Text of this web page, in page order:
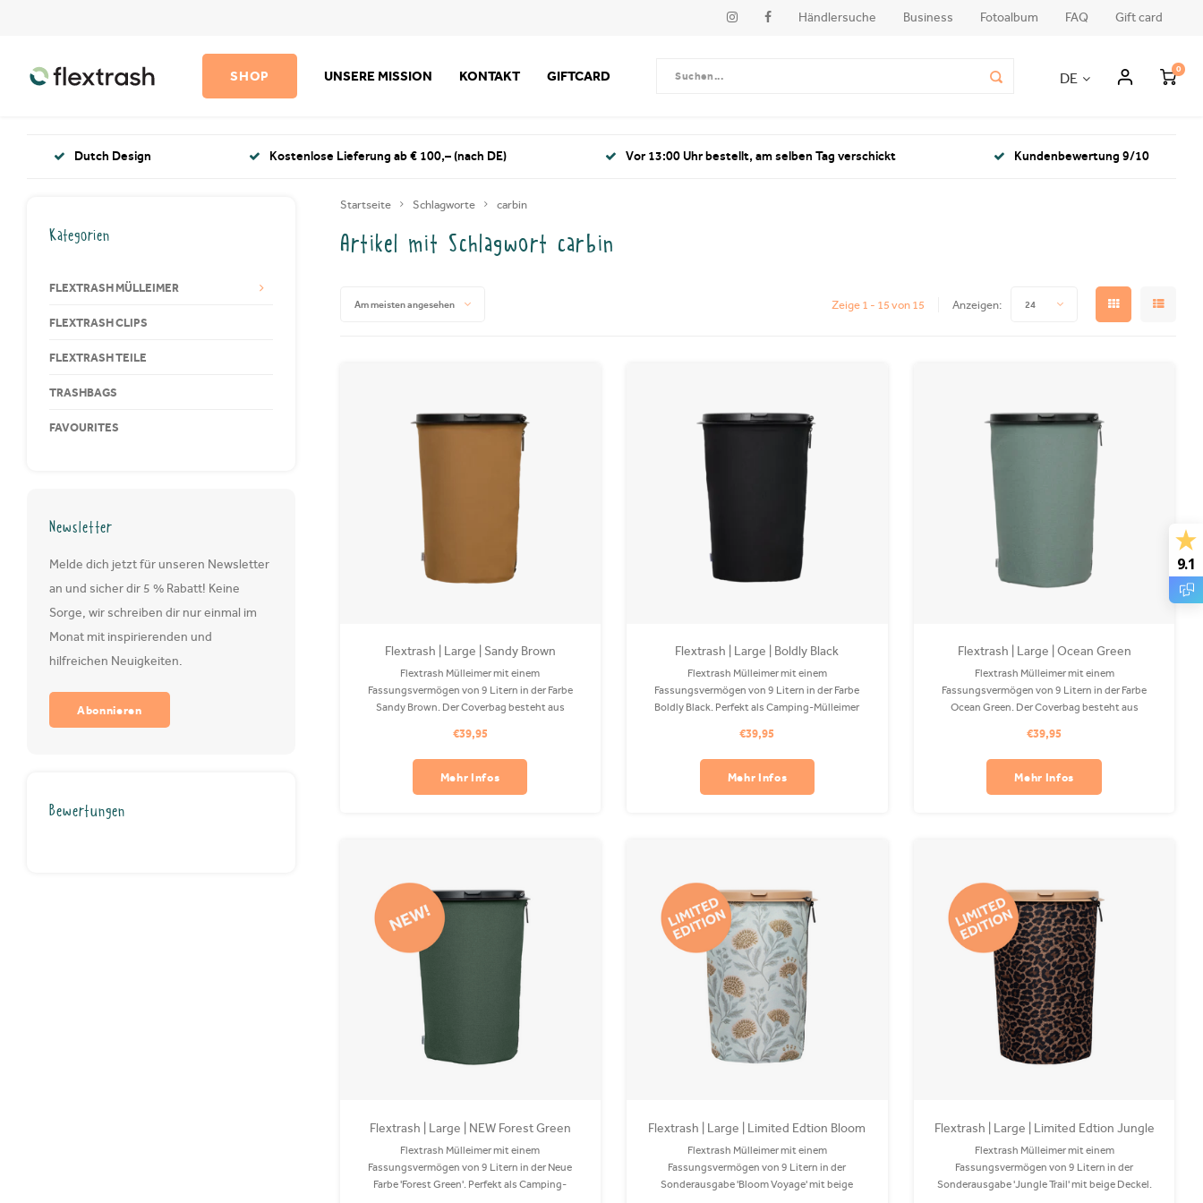
9.1
Händlersuche Business Fotoalbum FAQ Gift card
SHOP UNSERE MISSION KONTAKT GIFTCARD DE
0
Dutch Design Kostenlose Lieferung ab € 100,– (nach DE) Vor 13:00 Uhr bestellt, am selben Tag verschickt Kundenbewertung 9/10
Kategorien
FLEXTRASH MÜLLEIMER
FLEXTRASH CLIPS
FLEXTRASH TEILE
TRASHBAGS
FAVOURITES
Newsletter
Melde dich jetzt für unseren Newsletter
an und sicher dir 5 % Rabatt! Keine
Sorge, wir schreiben dir nur einmal im
Monat mit inspirierenden und
hilfreichen Neuigkeiten.
Abonnieren
Bewertungen
Startseite Schlagworte carbin
Artikel mit Schlagwort carbin
Am meisten angesehen Zeige 1 - 15 von 15 Anzeigen: 24
Flextrash | Large | Sandy Brown
Flextrash Mülleimer mit einem
Fassungsvermögen von 9 Litern in der Farbe
Sandy Brown. Der Coverbag besteht aus
waschbar. Befestigungsclips sind separat
erhältlich.
€39,95
Mehr Infos
Flextrash | Large | Boldly Black
Flextrash Mülleimer mit einem
Fassungsvermögen von 9 Litern in der Farbe
Boldly Black. Perfekt als Camping-Mülleimer
recyceltem PET und ist in Ihrer Waschmaschine
waschbar. Clips sind separat erhältlich.
€39,95
Mehr Infos
Flextrash | Large | Ocean Green
Flextrash Mülleimer mit einem
Fassungsvermögen von 9 Litern in der Farbe
Ocean Green. Der Coverbag besteht aus
waschbar. Befestigungsclips sind separat
erhältlich.
€39,95
Mehr Infos
Flextrash | Large | NEW Forest Green
Flextrash Mülleimer mit einem
Fassungsvermögen von 9 Litern in der Neue
Farbe 'Forest Green'. Perfekt als Camping-
Flextrash | Large | Limited Edtion Bloom
Voyage
Flextrash Mülleimer mit einem
Fassungsvermögen von 9 Litern in der
Sonderausgabe 'Bloom Voyage' mit beige
Flextrash | Large | Limited Edtion Jungle
Trail
Flextrash Mülleimer mit einem
Fassungsvermögen von 9 Litern in der
Sonderausgabe 'Jungle Trail' mit beige Deckel.